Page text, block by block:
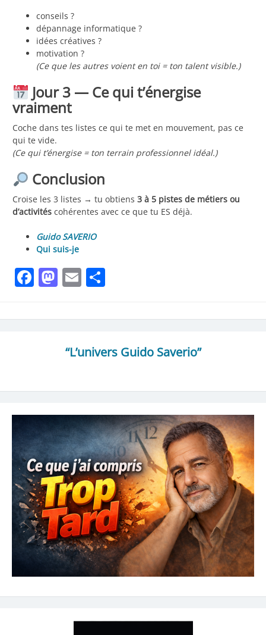
conseils ?
dépannage informatique ?
idées créatives ?
motivation ?
(Ce que les autres voient en toi = ton talent visible.)
Jour 3 — Ce qui t’énergise
vraiment
Coche dans tes listes ce qui te met en mouvement, pas ce
qui te vide.
(Ce qui t’énergise = ton terrain professionnel idéal.)
Conclusion
Croise les 3 listes → tu obtiens 3 à 5 pistes de métiers ou
d’activités cohérentes avec ce que tu ES déjà.
Guido SAVERIO
Qui suis-je
Facebook
Mastodon
Email
“L’univers Guido Saverio”